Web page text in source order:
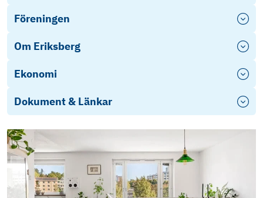
Föreningen
Om Eriksberg
Ekonomi
Dokument & Länkar
Energideklaration
Stadgar 2024